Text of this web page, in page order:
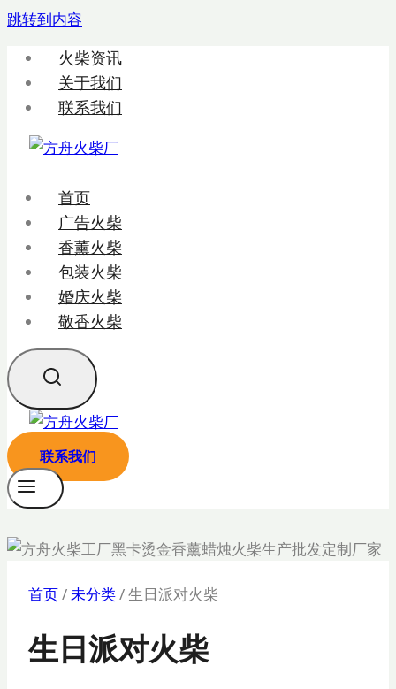
跳转到内容
火柴资讯
关于我们
联系我们
首页
广告火柴
香薰火柴
包装火柴
婚庆火柴
敬香火柴
联系我们
首页/未分类/生日派对火柴
生日派对火柴